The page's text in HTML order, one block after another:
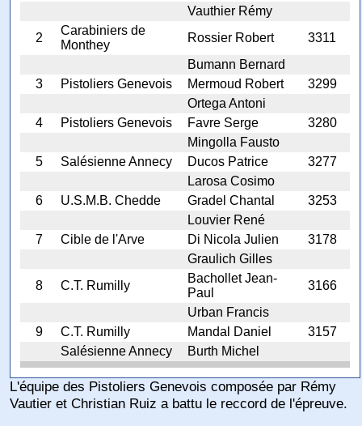
Vauthier Rémy
2
Carabiniers de
Monthey
Rossier Robert
3311
Bumann Bernard
3
Pistoliers Genevois Mermoud Robert
3299
Ortega Antoni
4
Pistoliers Genevois Favre Serge
3280
Mingolla Fausto
5
Salésienne Annecy Ducos Patrice
3277
Larosa Cosimo
6
U.S.M.B. Chedde Gradel Chantal
3253
Louvier René
7
Cible de l'Arve Di Nicola Julien
3178
Graulich Gilles
8
C.T. Rumilly
Bachollet Jean-
Paul
3166
Urban Francis
9
C.T. Rumilly Mandal Daniel
3157
Salésienne Annecy
Burth Michel
L'équipe des Pistoliers Genevois composée par Rémy
Vautier et Christian Ruiz a battu le reccord de l'épreuve.